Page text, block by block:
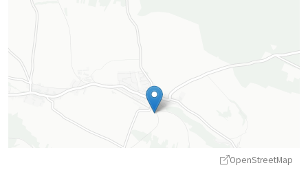
OpenStreetMap